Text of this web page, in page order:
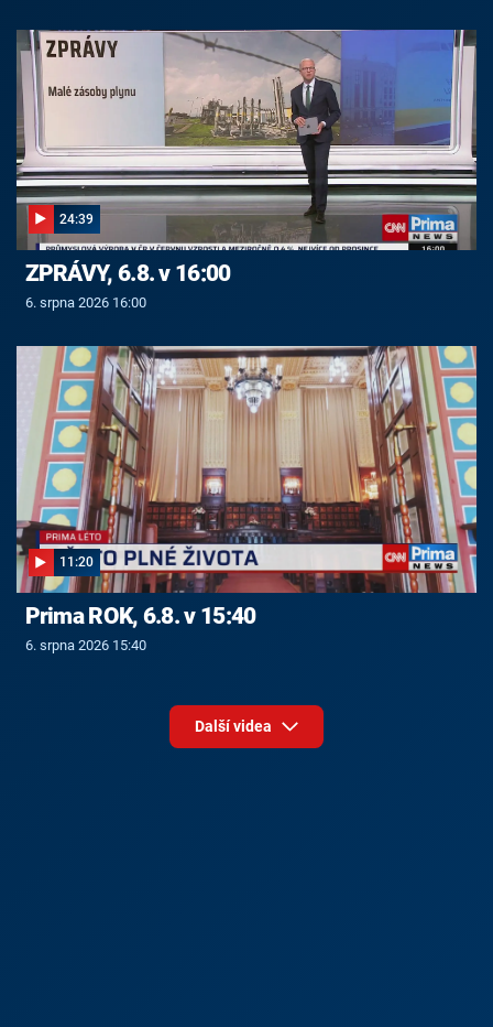
24:39
ZPRÁVY, 6.8. v 16:00
6. srpna 2026 16:00
11:20
Prima ROK, 6.8. v 15:40
6. srpna 2026 15:40
Další videa